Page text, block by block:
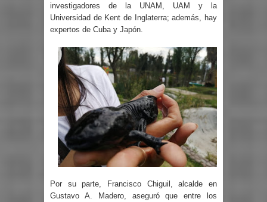
investigadores de la UNAM, UAM y la
Universidad de Kent de Inglaterra; además, hay
expertos de Cuba y Japón.
Por su parte, Francisco Chiguil, alcalde en
Gustavo A. Madero, aseguró que entre los